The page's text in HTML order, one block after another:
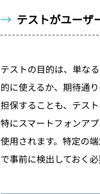
→ テストがユーザ
テストの目的は、単な
的に使えるか、期待通
担保することも、テスト
特にスマートフォンア
使用されます。特定の
で事前に検出しておく必